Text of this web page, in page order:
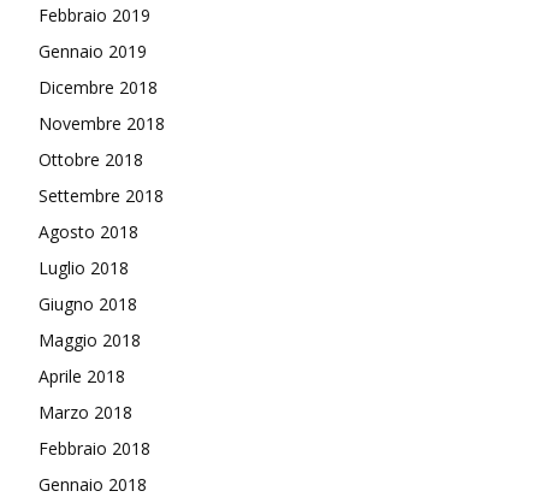
Febbraio 2019
Gennaio 2019
Dicembre 2018
Novembre 2018
Ottobre 2018
Settembre 2018
Agosto 2018
Luglio 2018
Giugno 2018
Maggio 2018
Aprile 2018
Marzo 2018
Febbraio 2018
Gennaio 2018